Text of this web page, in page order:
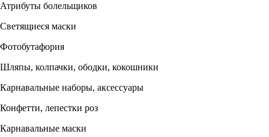
Атрибуты болельщиков
Светящиеся маски
Фотобутафория
Шляпы, колпачки, ободки, кокошники
Карнавальные наборы, аксессуары
Конфетти, лепестки роз
Карнавальные маски